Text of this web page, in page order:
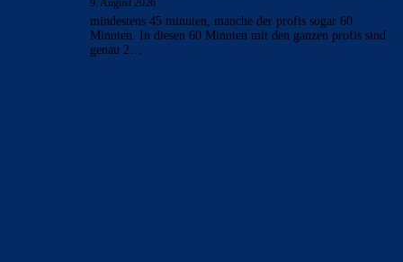
9. August 2026
mindestens 45 minuten, manche der profis sogar 60
Minuten. In diesen 60 Minuten mit den ganzen profis sind
genau 2…